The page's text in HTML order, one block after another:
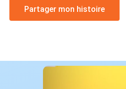
Partager mon histoire